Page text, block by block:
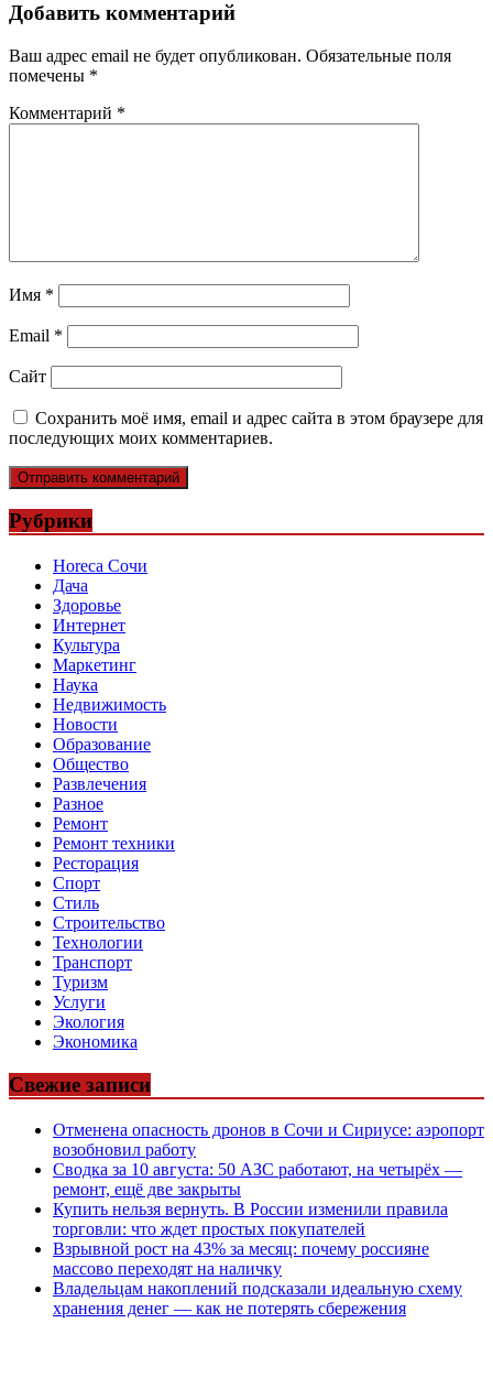
Добавить комментарий
Ваш адрес email не будет опубликован. Обязательные поля
помечены *
Комментарий *
Имя *
Email *
Сайт
Сохранить моё имя, email и адрес сайта в этом браузере для
последующих моих комментариев.
Рубрики
Horeca Сочи
Дача
Здоровье
Интернет
Культура
Маркетинг
Наука
Недвижимость
Новости
Образование
Общество
Развлечения
Разное
Ремонт
Ремонт техники
Ресторация
Спорт
Стиль
Строительство
Технологии
Транспорт
Туризм
Услуги
Экология
Экономика
Свежие записи
Отменена опасность дронов в Сочи и Сириусе: аэропорт
возобновил работу
Сводка за 10 августа: 50 АЗС работают, на четырёх —
ремонт, ещё две закрыты
Купить нельзя вернуть. В России изменили правила
торговли: что ждет простых покупателей
Взрывной рост на 43% за месяц: почему россияне
массово переходят на наличку
Владельцам накоплений подсказали идеальную схему
хранения денег — как не потерять сбережения